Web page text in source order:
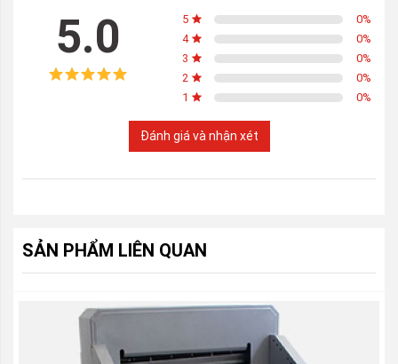
5.0 5 0%
4
0%
3
0%
2
0%
1
0%
Đánh giá và nhận xét
SẢN PHẨM LIÊN QUAN